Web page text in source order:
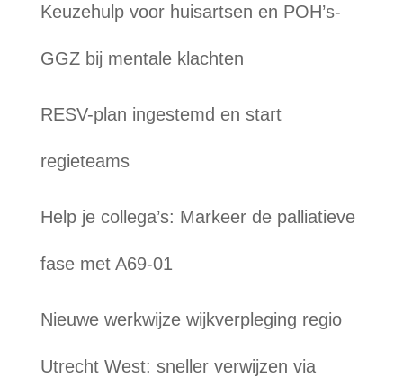
Keuzehulp voor huisartsen en POH’s-
GGZ bij mentale klachten
RESV-plan ingestemd en start
regieteams
Help je collega’s: Markeer de palliatieve
fase met A69-01
Nieuwe werkwijze wijkverpleging regio
Utrecht West: sneller verwijzen via